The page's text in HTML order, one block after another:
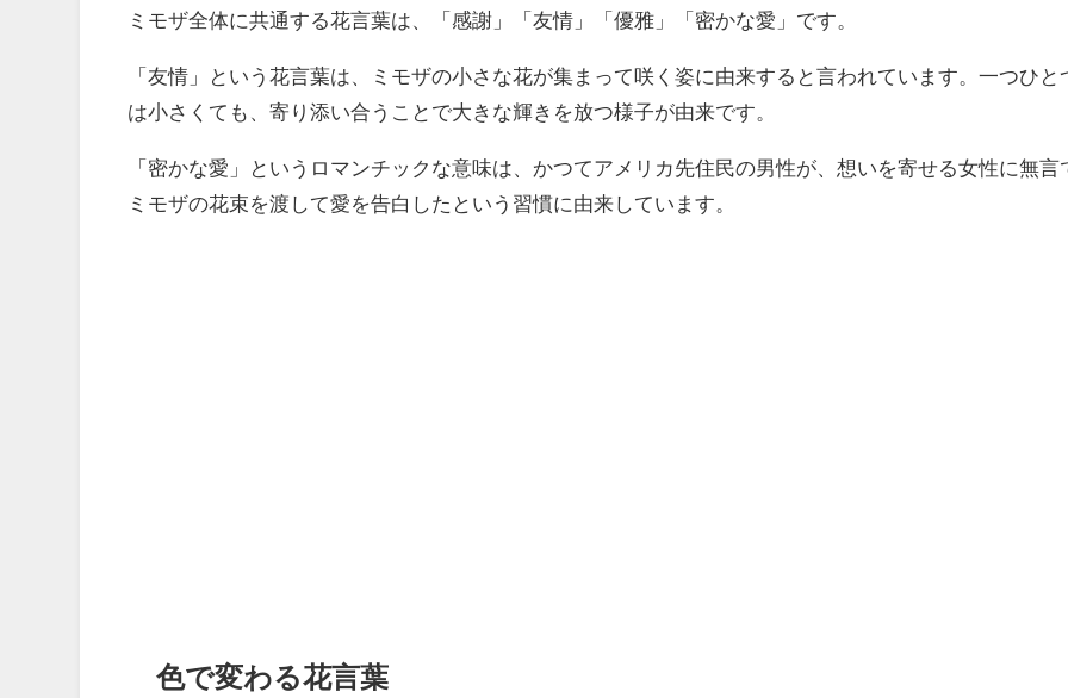
ミモザ全体に共通する花言葉は、「感謝」「友情」「優雅」「密かな愛」です。
「友情」という花言葉は、ミモザの小さな花が集まって咲く姿に由来すると言われています。一つひと
は小さくても、寄り添い合うことで大きな輝きを放つ様子が由来です。
「密かな愛」というロマンチックな意味は、かつてアメリカ先住民の男性が、想いを寄せる女性に無言
ミモザの花束を渡して愛を告白したという習慣に由来しています。
色で変わる花言葉